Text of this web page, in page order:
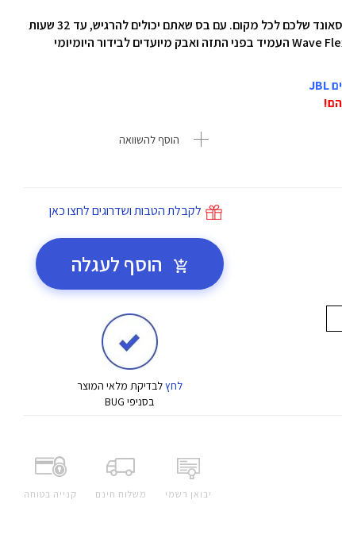
אוזניות אלחוטיות Wave Flex TW מבית JBL, תקחו את הסאונד שלכם לכל מקום. עם בס שאתם יכולים להרגיש, עד 32 שעות
של חיי סוללה בסך הכל, ועיצוב מאובטח ונוח שנפתח, ה-Wave Flex העמיד בפני התזה ואבק מיועדים לבידור היומיומי
הוסף להשוואה
לקבלת הטבות ושדרוגים לחצו כאן
הוסף לעגלה
לחץלבדיקת מלאי המוצר
בסניפי BUG
יבואן רשמי משלוח חינם קנייה בטוחה